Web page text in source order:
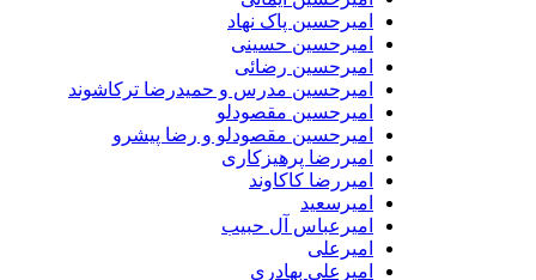
امیرحسین پاک نهاد
امیرحسین حسینی
امیرحسین رضائی
امیرحسین مدرس و حمیدرضا ترکاشوند
امیرحسین مقصودلو
امیرحسین مقصودلو و رضا پیشرو
امیررضا پرهیزکاری
امیررضا کاکاوند
امیرسعید
امیرعباس آل حبیب
امیرعلی
امیرعلی بهادری